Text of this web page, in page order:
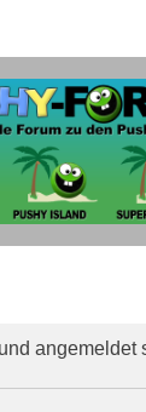
angemeldet